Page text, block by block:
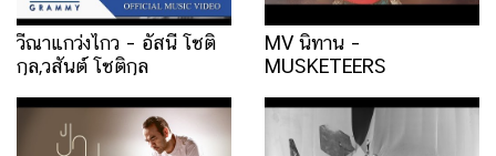
วีณาแกว่งไกว – อัสนี โชติ
กุล,วสันต์ โชติกุล
MV นิทาน –
MUSKETEERS